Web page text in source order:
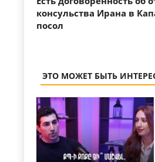
консульства Ирана в
посол
ЭТО МОЖЕТ БЫТЬ